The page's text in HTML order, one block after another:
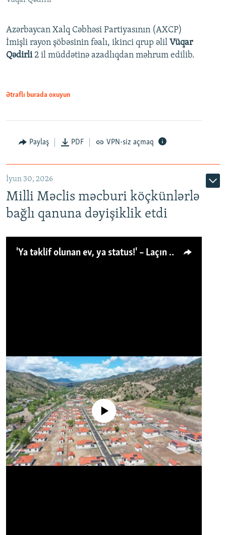
Azərbaycan Xalq Cəbhəsi Partiyasının (AXCP)
İmişli rayon şöbəsinin fəalı, ikinci qrup əlil Vüqar
Qədirli2 il müddətinə azadlıqdan məhrum edilib.
Ətraflı burada oxuyun
Paylaş PDF VPN-siz açmaq
İyun 30, 2026
Milli Məclis məcburi köçkünlərlə
bağlı qanuna dəyişiklik etdi
'Ya təklif olunan ev, ya status!' – Laçın köçkünü: 'Laçından başqa heç hara!'
No media source currently available